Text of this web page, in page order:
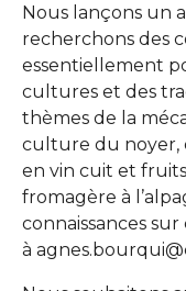
Nous lançons un
recherchons des
essentiellement
cultures et des
thèmes de la
culture du noyer,
en vin cuit et
fromagère à
connaissances sur
à